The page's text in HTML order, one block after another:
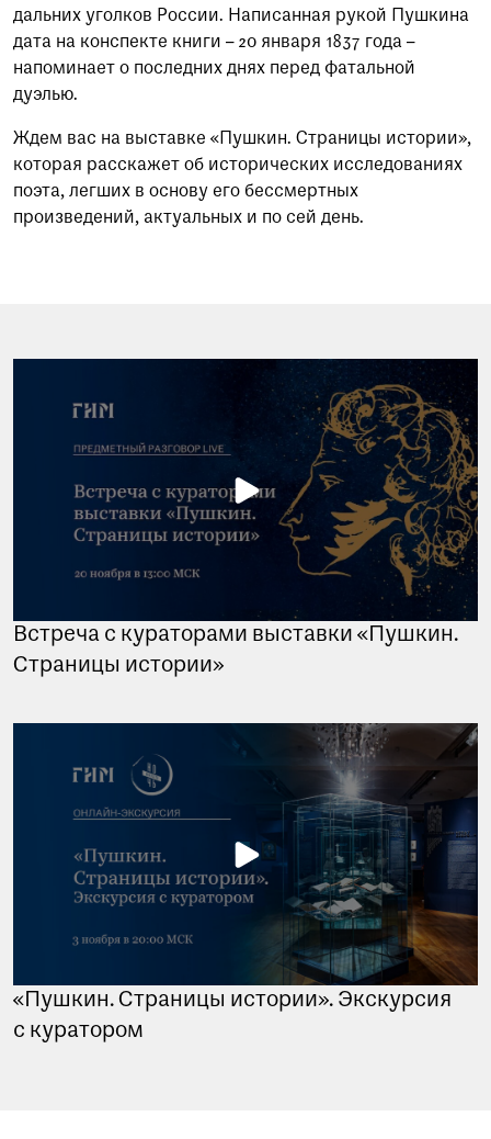
дальних уголков России. Написанная рукой Пушкина
дата на конспекте книги – 20 января 1837 года –
напоминает о последних днях перед фатальной
дуэлью.
Ждем вас на выставке «Пушкин. Страницы истории»,
которая расскажет об исторических исследованиях
поэта, легших в основу его бессмертных
произведений, актуальных и по сей день.
Встреча с кураторами выставки «Пушкин.
Страницы истории»
«Пушкин. Страницы истории». Экскурсия
с куратором